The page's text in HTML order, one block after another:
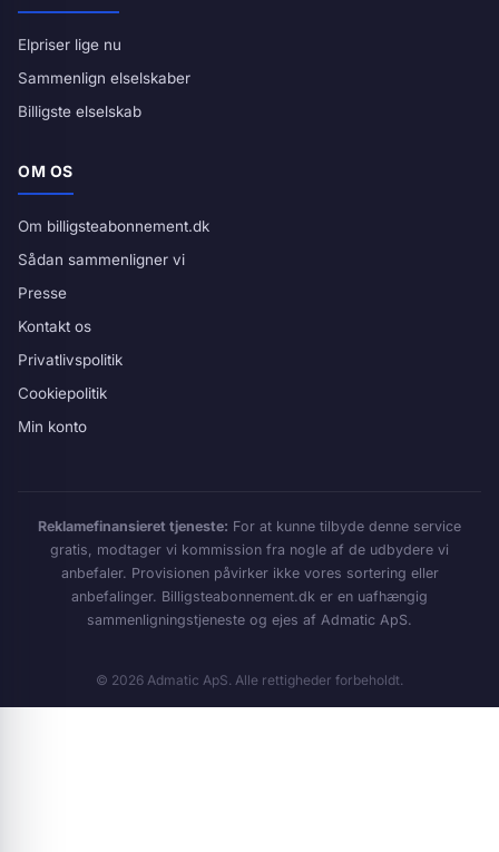
Elpriser lige nu
Sammenlign elselskaber
Billigste elselskab
OM OS
Om billigsteabonnement.dk
Sådan sammenligner vi
Presse
Kontakt os
Privatlivspolitik
Cookiepolitik
Min konto
Reklamefinansieret tjeneste: For at kunne tilbyde denne service
gratis, modtager vi kommission fra nogle af de udbydere vi
anbefaler. Provisionen påvirker ikke vores sortering eller
anbefalinger. Billigsteabonnement.dk er en uafhængig
sammenligningstjeneste og ejes af Admatic ApS.
© 2026 Admatic ApS. Alle rettigheder forbeholdt.